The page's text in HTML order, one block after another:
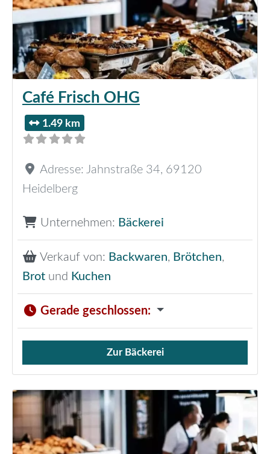
Café Frisch OHG
1.49 km
Adresse: Jahnstraße 34, 69120
Heidelberg
Unternehmen: Bäckerei
Verkauf von: Backwaren, Brötchen,
Brot und Kuchen
Gerade geschlossen:
Verkauf von Brötchen,
Zur Bäckerei